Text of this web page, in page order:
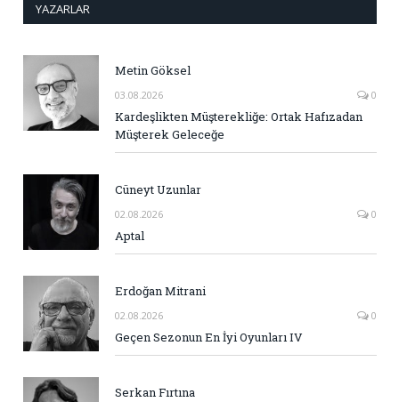
YAZARLAR
Metin Göksel
03.08.2026 0
Kardeşlikten Müşterekliğe: Ortak Hafızadan
Müşterek Geleceğe
Cüneyt Uzunlar
02.08.2026 0
Aptal
Erdoğan Mitrani
02.08.2026 0
Geçen Sezonun En İyi Oyunları IV
Serkan Fırtına